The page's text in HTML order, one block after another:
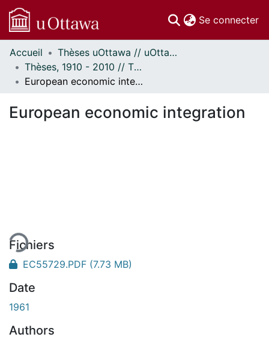
Se connecter
Communautés
et collections
Parcourir
À propos
Accueil
Thèses uOttawa // uOttawa Theses
Thèses, 1910 - 2010 // Theses, 1910 - 2010
European economic integration
European economic integration
Fichiers
EC55729.PDF (7.73 MB)
Date
1961
Authors